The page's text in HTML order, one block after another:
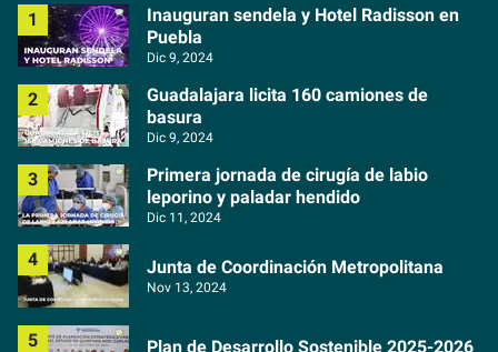
Inauguran sendela y Hotel Radisson en
Puebla
Dic 9, 2024
Guadalajara licita 160 camiones de
basura
Dic 9, 2024
Primera jornada de cirugía de labio
leporino y paladar hendido
Dic 11, 2024
Junta de Coordinación Metropolitana
Nov 13, 2024
Plan de Desarrollo Sostenible 2025-2026